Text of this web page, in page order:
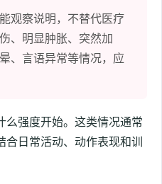
观察说明，不替代医疗
、明显肿胀、突然加
、言语异常等情况，应
么强度开始。这类情况通常
日常活动、动作表现和训